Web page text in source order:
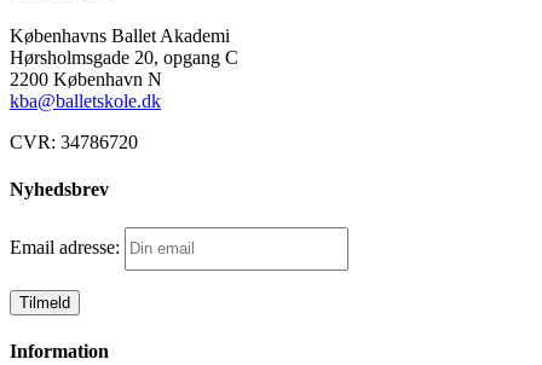
Københavns Ballet Akademi
Hørsholmsgade 20, opgang C
2200 København N
kba@balletskole.dk
CVR: 34786720
Nyhedsbrev
Email adresse:
Information